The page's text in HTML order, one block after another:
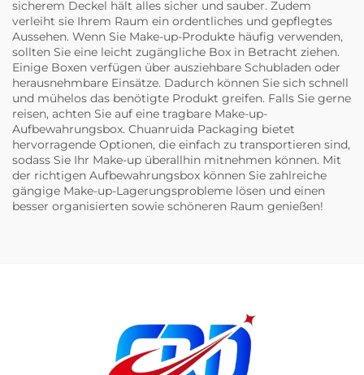
sicherem Deckel hält alles sicher und sauber. Zudem
verleiht sie Ihrem Raum ein ordentliches und gepflegtes
Aussehen. Wenn Sie Make-up-Produkte häufig verwenden,
sollten Sie eine leicht zugängliche Box in Betracht ziehen.
Einige Boxen verfügen über ausziehbare Schubladen oder
herausnehmbare Einsätze. Dadurch können Sie sich schnell
und mühelos das benötigte Produkt greifen. Falls Sie gerne
reisen, achten Sie auf eine tragbare Make-up-
Aufbewahrungsbox. Chuanruida Packaging bietet
hervorragende Optionen, die einfach zu transportieren sind,
sodass Sie Ihr Make-up überallhin mitnehmen können. Mit
der richtigen Aufbewahrungsbox können Sie zahlreiche
gängige Make-up-Lagerungsprobleme lösen und einen
besser organisierten sowie schöneren Raum genießen!